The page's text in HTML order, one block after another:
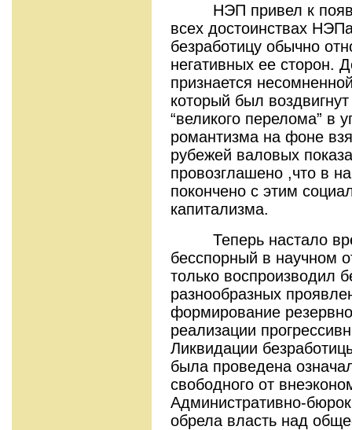
НЭП привел к
всех достоинствах
безработицу обычно
негативных ее сторон.
признается
который был
“великого перелома” в
романтизма на фоне
рубежей валовых
провозглашено ,что в
покончено с этим
капитализма.
Теперь настало
бесспорный в научном
только воспроизводил
разнообразных
формирование
реализации
Ликвидации
была проведена
свободного от
Административно-
обрела власть над